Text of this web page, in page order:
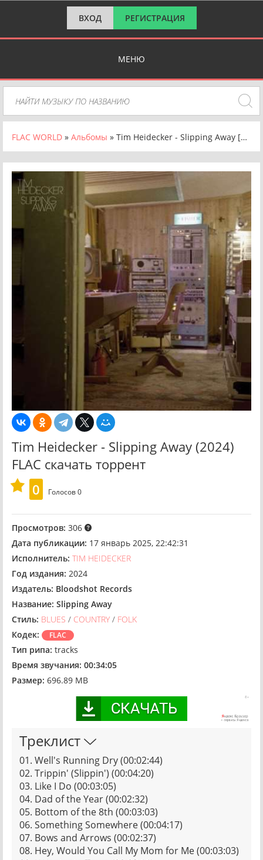
ВХОД РЕГИСТРАЦИЯ
МЕНЮ
FLAC WORLD » Альбомы » Tim Heidecker - Slipping Away [24-bit Hi-Res] (2024) FLAC
Tim Heidecker - Slipping Away (2024)
FLAC скачать торрент
0
Голосов0
Просмотров: 306
Дата публикации: 17 январь 2025, 22:42:31
Исполнитель: TIM HEIDECKER
Год издания: 2024
Издатель: Bloodshot Records
Название: Slipping Away
Стиль: BLUES / COUNTRY / FOLK
Кодек:
FLAC
Тип рипа: tracks
Время звучания: 00:34:05
Размер: 696.89 MB
Треклист
01. Well's Running Dry (00:02:44)
02. Trippin' (Slippin') (00:04:20)
03. Like I Do (00:03:05)
04. Dad of the Year (00:02:32)
05. Bottom of the 8th (00:03:03)
06. Something Somewhere (00:04:17)
07. Bows and Arrows (00:02:37)
08. Hey, Would You Call My Mom for Me (00:03:03)